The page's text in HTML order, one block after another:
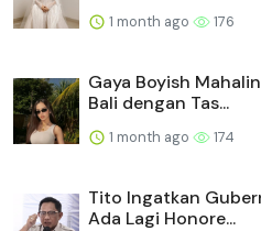
1 month ago 176
Gaya Boyish
Bali dengan Tas...
1 month ago 174
Tito Ingatkan
Ada Lagi Honore...